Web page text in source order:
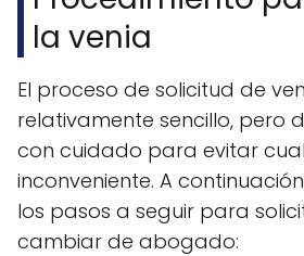
la venia
El proceso de solicitud de
relativamente sencillo, pero
con cuidado para evitar
inconveniente. A
los pasos a seguir para
cambiar de abogado: